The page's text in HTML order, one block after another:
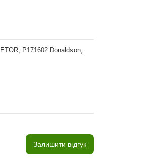
P171602 Donaldson,
Залишити відгук